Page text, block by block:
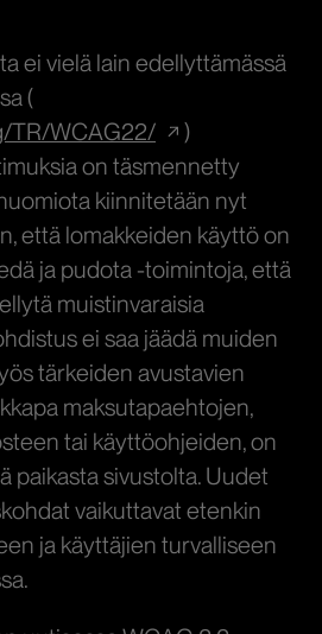
ei vielä lain edellyttämässä
(
TR/WCAG22/
)
on täsmennetty
kiinnitetään nyt
että lomakkeiden käyttö on
ja pudota -toimintoja, että
muistinvaraisia
ei saa jäädä muiden
tärkeiden avustavien
maksutapaehtojen,
tai käyttöohjeiden, on
paikasta sivustolta. Uudet
vaikuttavat etenkin
ja käyttäjien turvalliseen